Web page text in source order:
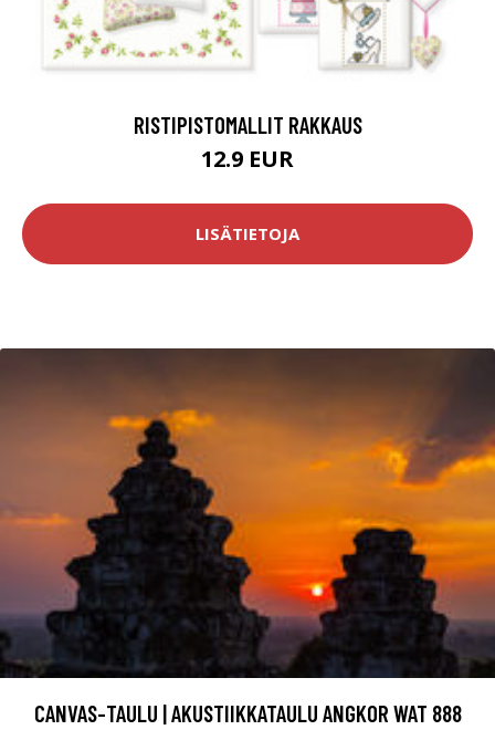
RISTIPISTOMALLIT RAKKAUS
12.9 EUR
LISÄTIETOJA
CANVAS-TAULU | AKUSTIIKKATAULU ANGKOR WAT 888